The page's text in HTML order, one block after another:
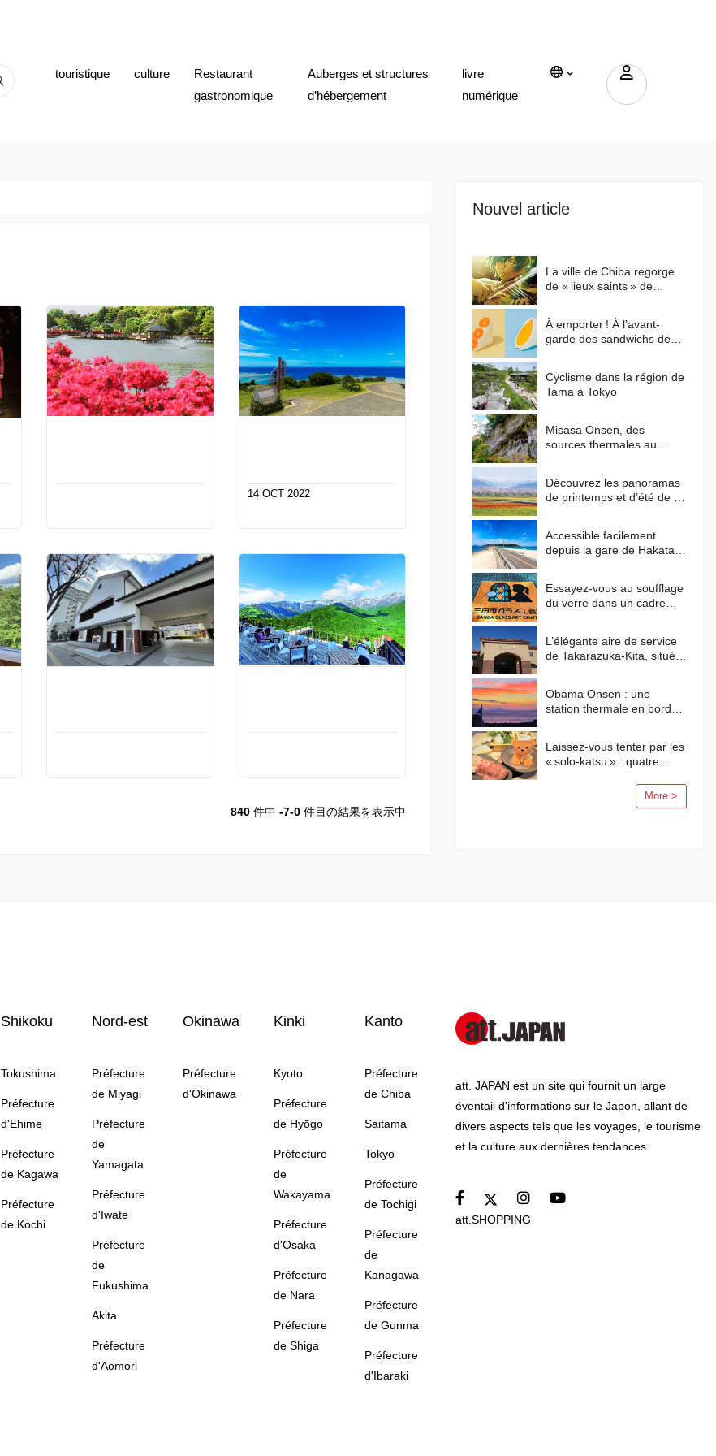
touristique culture
Restaurant
gastronomique
Auberges et structures
d’hébergement
livre
numérique
14 OCT 2022
840 件中 -7-0 件目の結果を表示中
Nouvel article
La ville de Chiba regorge
de « lieux saints » de
qui a fait de cette ville un
lieu de prédilection pour les
animes ?
À emporter ! À l’avant-
garde des sandwichs de
Cyclisme dans la région de
Tama à Tokyo
Misasa Onsen, des
sources thermales au
Découvrez les panoramas
de printemps et d’été de la
Accessible facilement
depuis la gare de Hakata !
Essayez-vous au soufflage
du verre dans un cadre
L’élégante aire de service
de Takarazuka-Kita, située
méditerranéens
Obama Onsen : une
station thermale en bord
Laissez-vous tenter par les
« solo-katsu » : quatre
More >
Shikoku
Tokushima
Préfecture
d'Ehime
Préfecture
de Kagawa
Préfecture
de Kochi
Nord-est
Préfecture
de Miyagi
Préfecture
de
Yamagata
Préfecture
d'Iwate
Préfecture
de
Fukushima
Akita
Préfecture
d'Aomori
Okinawa
Préfecture
d'Okinawa
Kinki
Kyoto
Préfecture
de Hyōgo
Préfecture
de
Wakayama
Préfecture
d'Osaka
Préfecture
de Nara
Préfecture
de Shiga
Kanto
Préfecture
de Chiba
Saitama
Tokyo
Préfecture
de Tochigi
Préfecture
de
Kanagawa
Préfecture
de Gunma
Préfecture
d'Ibaraki
att. JAPAN est un site qui fournit un large
éventail d'informations sur le Japon, allant de
divers aspects tels que les voyages, le tourisme
et la culture aux dernières tendances.
att.SHOPPING